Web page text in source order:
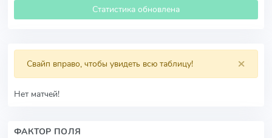
Статистика обновлена
×
Свайп вправо, чтобы увидеть всю таблицу!
Нет матчей!
ФАКТОР ПОЛЯ